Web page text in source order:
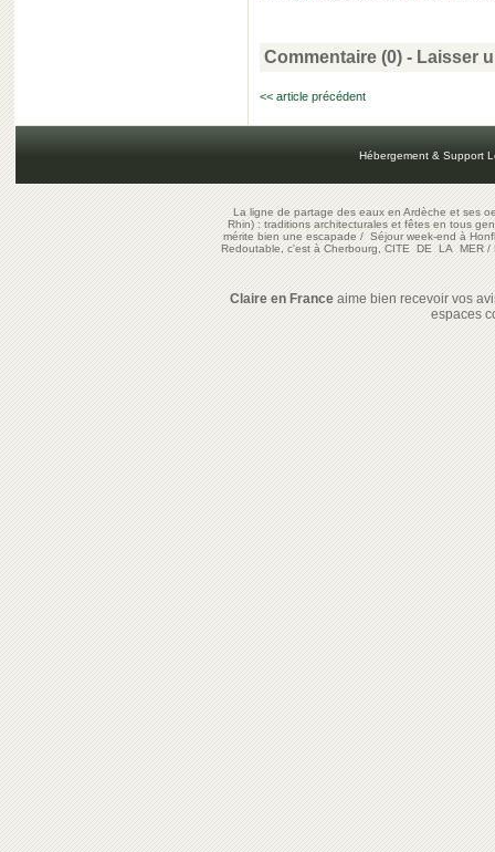
Commentaire (0) - Laisser
<< article précédent
Hébergement & Support
La ligne de partage des eaux en Ardèche et ses
Rhin) : traditions architecturales et fêtes en tous
mérite bien une escapade/Séjour week-end à
Redoutable, c'est à Cherbourg, CITE DE LA MER/
Claire en Franceaime bien recevoir vos
espaces